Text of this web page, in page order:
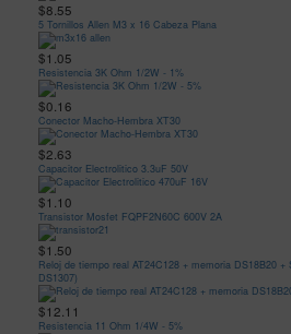
$8.55
5 Tornillos Allen M3 x 16 Cabeza Plana
$1.05
Resistencia 3K Ohm 1/2W - 1%
$0.16
Conector Macho-Hembra XT30
$2.63
Capacitor Electrolitico 3.3uF 50V
$1.10
Transistor Mosfet FQPF2N60C 600V 2A
$1.50
Reloj de tiempo real AT24C128 + memoria DS18B20
DS1307)
$12.11
Resistencia 11 Ohm 1/4W - 5%